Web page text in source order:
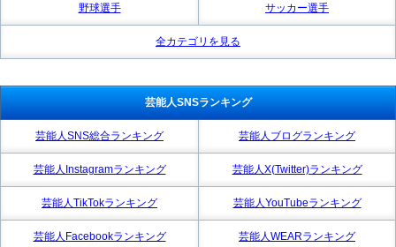
野球選手 サッカー選手
全カテゴリを見る
芸能人SNSランキング
芸能人SNS総合ランキング 芸能人ブログランキング
芸能人Instagramランキング 芸能人X(Twitter)ランキング
芸能人TikTokランキング 芸能人YouTubeランキング
芸能人Facebookランキング 芸能人WEARランキング